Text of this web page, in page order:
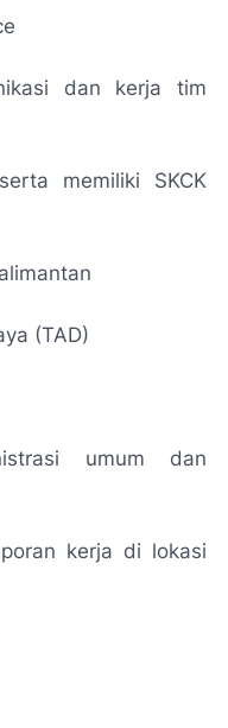
dan kerja tim
memiliki SKCK
(TAD)
umum dan
kerja di lokasi